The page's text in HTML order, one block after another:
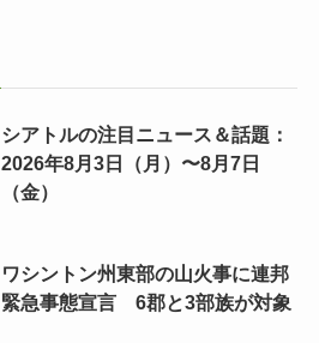
シアトルの注目ニュース＆話題：
2026年8月3日（月）〜8月7日
（金）
ワシントン州東部の山火事に連邦
緊急事態宣言 6郡と3部族が対象